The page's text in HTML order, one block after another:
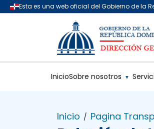
Saltar al contenido principal
InicioSobre nosotros ▼
Inicio / Pagina